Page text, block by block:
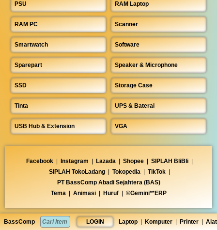
BassComp LOGIN Laptop Komputer Printer
PSU RAM Laptop
RAM PC Scanner
Smartwatch Software
Sparepart Speaker & Microphone
SSD Storage Case
Tinta UPS & Baterai
USB Hub & Extension VGA
Facebook Instagram Lazada Shopee SIPLAH BliBli
SIPLAH TokoLadang
Tokopedia TikTok
PT BassComp Abadi Sejahtera (BAS)
Tema
Animasi Huruf ©Gemini**ERP